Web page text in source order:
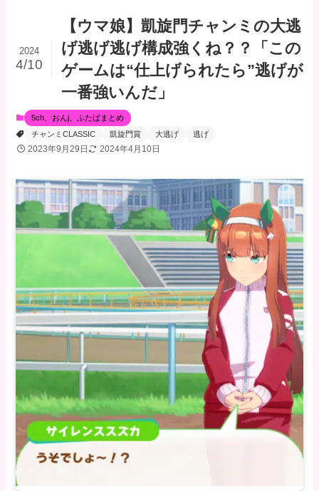
【ウマ娘】凱旋門チャンミの大逃
げ逃げ逃げ構成強くね？？「この
ゲームは“仕上げられたら”逃げが
一番強いんだ」
2024
4/10
5ch、おんj、ふたばまとめ
チャンミCLASSIC
凱旋門賞 大逃げ 逃げ
2023年9月29日 2024年4月10日